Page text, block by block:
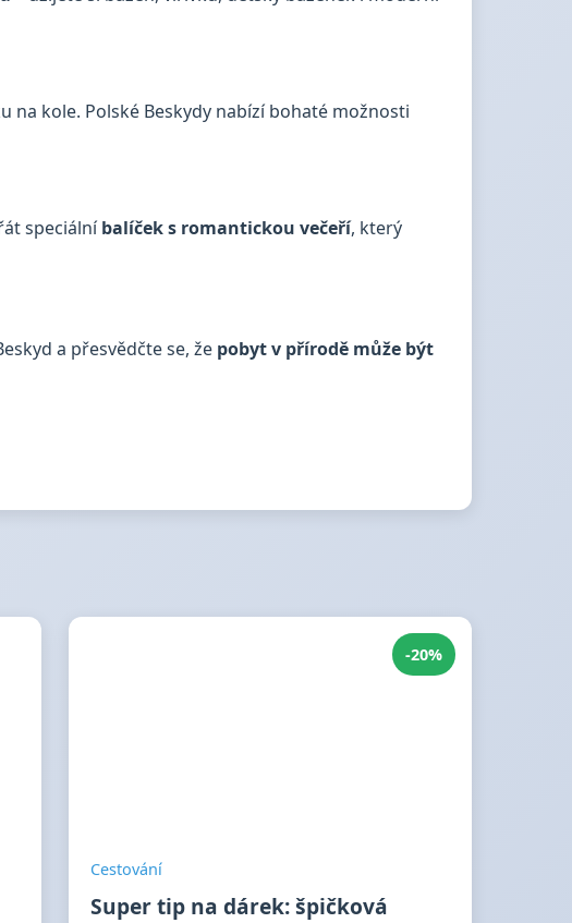
na kole. Polské Beskydy nabízí bohaté možnosti
speciálníbalíček s romantickou večeří, který
a přesvědčte se, že pobyt v přírodě může být
-20%
Cestování
Super tip na dárek: špičková